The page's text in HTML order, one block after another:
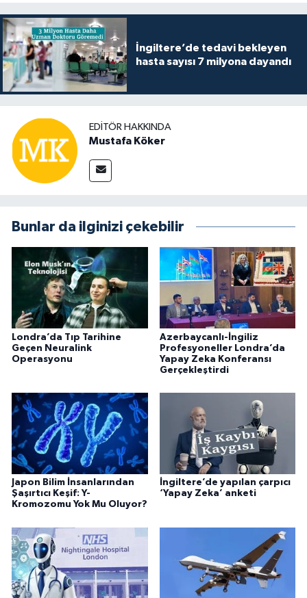
İngiltere’de tedavi bekleyen
hasta sayısı 7 milyona dayandı
EDITÖR HAKKINDA
Mustafa Köker
Bunlar da ilginizi çekebilir
Londra’da Tıp Tarihine
Geçen Neuralink
Operasyonu
Azerbaycanlı-İngiliz
Profesyoneller Londra’da
Yapay Zeka Konferansı
Gerçekleştirdi
Japon Bilim İnsanlarından
Şaşırtıcı Keşif: Y-
Kromozomu Yok Mu Oluyor?
İngiltere’de yapılan çarpıcı
‘Yapay Zeka’ anketi